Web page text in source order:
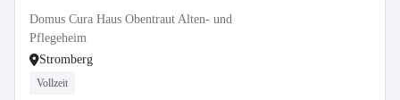
Domus Cura Haus Obentraut Alten- und
Pflegeheim
Stromberg
Vollzeit